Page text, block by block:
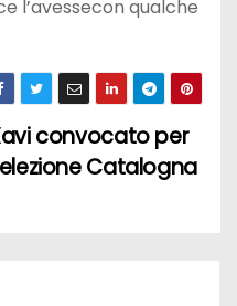
l’avessecon qualche
convocato per
Catalogna